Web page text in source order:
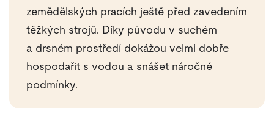
zemědělských pracích ještě před zavedením
těžkých strojů. Díky původu v suchém
a drsném prostředí dokážou velmi dobře
hospodařit s vodou a snášet náročné
podmínky.